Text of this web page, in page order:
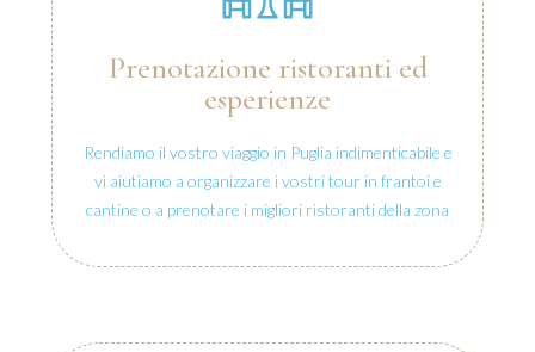
Prenotazione ristoranti ed
esperienze
Rendiamo il vostro viaggio in Puglia indimenticabile e
vi aiutiamo a organizzare i vostri tour in frantoi e
cantine o a prenotare i migliori ristoranti della zona